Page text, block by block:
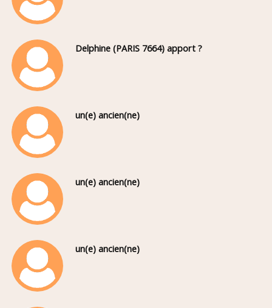
Delphine (PARIS 7664) apport ?
un(e) ancien(ne)
un(e) ancien(ne)
un(e) ancien(ne)